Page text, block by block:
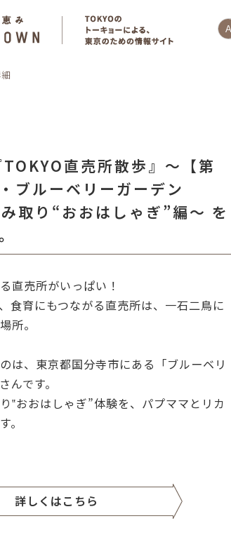
A
直売所散歩』～【第
ブルーベリーガーデン
取り“おおはしゃぎ”編～ を
直売所がいっぱい！
食育にもつながる直売所は、一石二鳥に
所。
は、東京都国分寺市にある「ブルーベリ
んです。
‟おおはしゃぎ”体験を、パプママとリカ
。
詳しくはこちら